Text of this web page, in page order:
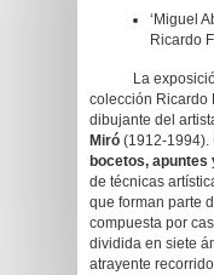
‘Miguel
Ricardo
La exposición
colección Ricardo
dibujante del
Miró (1912-1994).
bocetos, apuntes
de técnicas
que forman parte
compuesta por
dividida en siete
atrayente